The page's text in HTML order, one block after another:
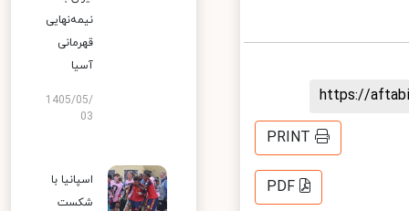
https://
PRINT
PDF
نیمه‌نهایی
قهرمانی
آسیا
1405/05/
03
اسپانیا با
شکست